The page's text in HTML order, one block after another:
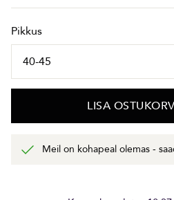
Pikkus
LISA
Meil on kohapeal olemas -